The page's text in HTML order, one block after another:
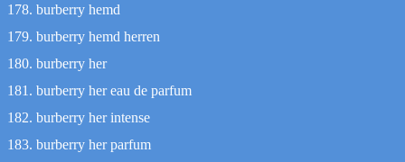
burberry hemd
burberry hemd herren
burberry her
burberry her eau de parfum
burberry her intense
burberry her parfum